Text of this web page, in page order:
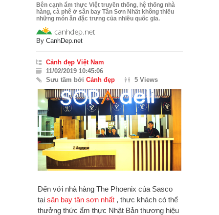
Bên cạnh ẩm thực Việt truyền thống, hệ thống nhà
hàng, cà phê ở sân bay Tân Sơn Nhất không thiếu
những món ăn đặc trưng của nhiều quốc gia.
By CanhDep.net
Cảnh đẹp Việt Nam
11/02/2019 10:45:06
Sưu tầm bởi Cảnh đẹp 5 Views
Đến với nhà hàng The Phoenix của Sasco
tại sân bay tân sơn nhất , thực khách có thể
thưởng thức ẩm thực Nhật Bản thương hiệu